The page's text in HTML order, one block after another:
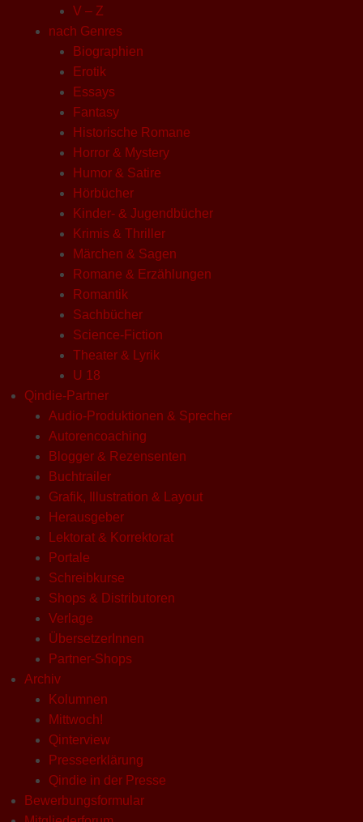
V – Z
nach Genres
Biographien
Erotik
Essays
Fantasy
Historische Romane
Horror & Mystery
Humor & Satire
Hörbücher
Kinder- & Jugendbücher
Krimis & Thriller
Märchen & Sagen
Romane & Erzählungen
Romantik
Sachbücher
Science-Fiction
Theater & Lyrik
U 18
Qindie-Partner
Audio-Produktionen & Sprecher
Autorencoaching
Blogger & Rezensenten
Buchtrailer
Grafik, Illustration & Layout
Herausgeber
Lektorat & Korrektorat
Portale
Schreibkurse
Shops & Distributoren
Verlage
ÜbersetzerInnen
Partner-Shops
Archiv
Kolumnen
Mittwoch!
Qinterview
Presseerklärung
Qindie in der Presse
Bewerbungsformular